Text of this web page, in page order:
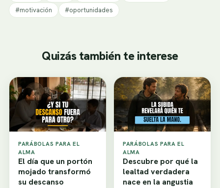
#motivación
#oportunidades
Quizás también te interese
PARÁBOLAS PARA EL
ALMA
El día que un portón
mojado transformó
su descanso
PARÁBOLAS PARA EL
ALMA
Descubre por qué la
lealtad verdadera
nace en la angustia